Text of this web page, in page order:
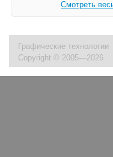
Смотреть
Графические технологии
Copyright © 2005—2026